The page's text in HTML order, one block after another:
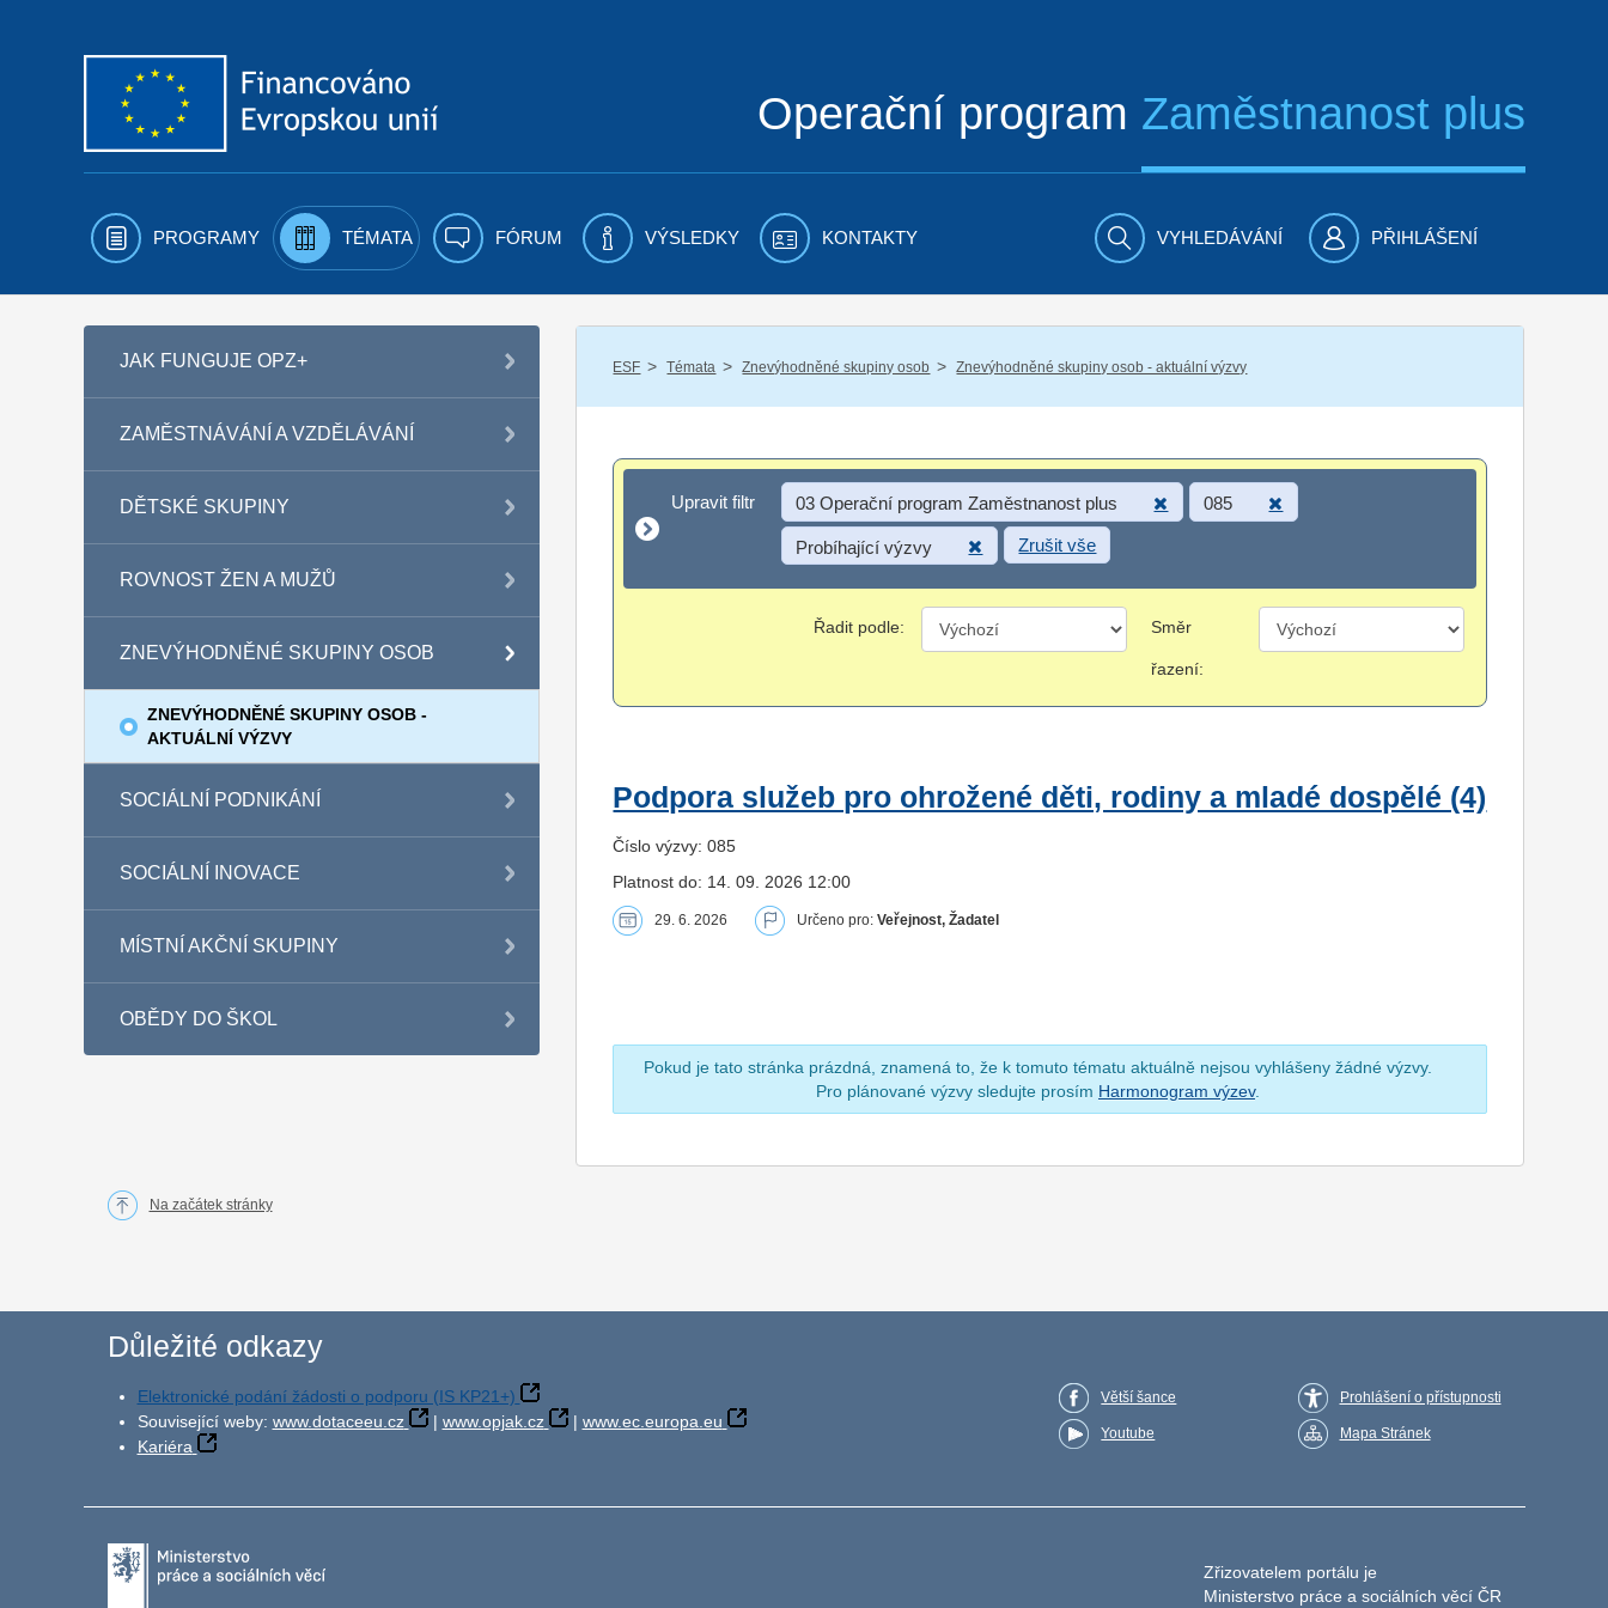
Operační program Zaměstnanost plus
PROGRAMY TÉMATA FÓRUM VÝSLEDKY KONTAKTY VYHLEDÁVÁNÍ PŘIHLÁŠENÍ
JAK FUNGUJE OPZ+
ZAMĚSTNÁVÁNÍ A VZDĚLÁVÁNÍ
DĚTSKÉ SKUPINY
ROVNOST ŽEN A MUŽŮ
ZNEVÝHODNĚNÉ SKUPINY OSOB
ZNEVÝHODNĚNÉ SKUPINY OSOB -
AKTUÁLNÍ VÝZVY
SOCIÁLNÍ PODNIKÁNÍ
SOCIÁLNÍ INOVACE
MÍSTNÍ AKČNÍ SKUPINY
OBĚDY DO ŠKOL
ESF / Témata / Znevýhodněné skupiny osob / Znevýhodněné skupiny osob - aktuální výzvy
Upravit filtr
Upravit filtr 03 Operační program Zaměstnanost plus 085
Probíhající výzvy Zrušit vše
Řadit podle: Směr
řazení:
Podpora služeb pro ohrožené děti, rodiny a mladé dospělé (4)
Číslo výzvy: 085
Platnost do: 14. 09. 2026 12:00
29. 6. 2026 Určeno pro:Veřejnost, Žadatel
Pokud je tato stránka prázdná, znamená to, že k tomuto tématu aktuálně nejsou vyhlášeny žádné výzvy.
Pro plánované výzvy sledujte prosím Harmonogram výzev.
Na začátek stránky
Důležité odkazy
Elektronické podání žádosti o podporu (IS KP21+)
Související weby: www.dotaceeu.cz | www.opjak.cz | www.ec.europa.eu
Kariéra
Větší šance
Youtube
Prohlášení o přístupnosti
Mapa Stránek
Zřizovatelem portálu je
Ministerstvo práce a sociálních věcí ČR